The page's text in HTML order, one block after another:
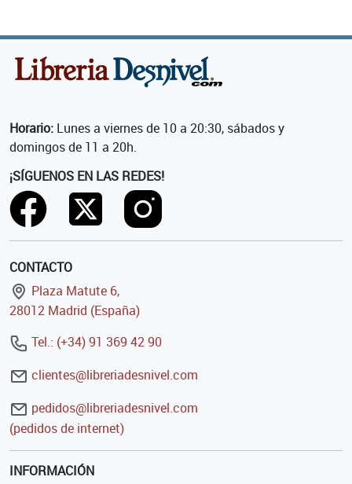
Horario: Lunes a viernes de 10 a 20:30, sábados y
domingos de 11 a 20h.
¡SÍGUENOS EN LAS REDES!
CONTACTO
Plaza Matute 6,
28012 Madrid (España)
Tel.: (+34) 91 369 42 90
clientes@libreriadesnivel.com
pedidos@libreriadesnivel.com
(pedidos de internet)
INFORMACIÓN